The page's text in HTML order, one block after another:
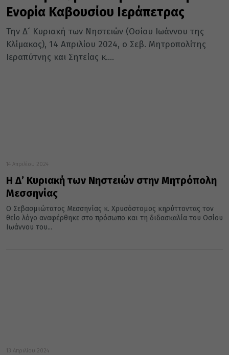
Ενορία Καβουσίου Ιεράπετρας
Την Δ´ Κυριακή των Νηστειών (Οσίου Ιωάννου της
Κλίμακος), 14 Απριλίου 2024, ο Σεβ. Μητροπολίτης
Ιεραπύτνης και Σητείας κ....
14 Απριλίου 2024
Η Δ’ Κυριακή των Νηστειών στην Μητρόπολη
Μεσσηνίας
Ο Σεβασμιώτατος Μεσσηνίας κ. Χρυσόστομος κηρύττοντας τον
θείο λόγο αναφέρθηκε στο πρόσωπο και τη διδασκαλία του Οσίου
Ιωάννου του...
13 Απριλίου 2024